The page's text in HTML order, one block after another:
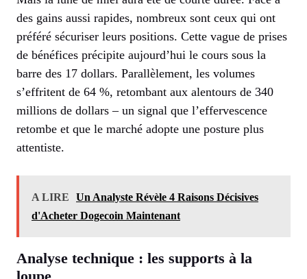
des gains aussi rapides, nombreux sont ceux qui ont
préféré sécuriser leurs positions. Cette vague de prises
de bénéfices précipite aujourd’hui le cours sous la
barre des 17 dollars. Parallèlement, les volumes
s’effritent de 64 %, retombant aux alentours de 340
millions de dollars – un signal que l’effervescence
retombe et que le marché adopte une posture plus
attentiste.
A LIRE
Un Analyste Révèle 4 Raisons Décisives
d'Acheter Dogecoin Maintenant
Analyse technique : les supports à la